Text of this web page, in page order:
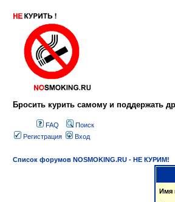
Бросить курить самому и поддержать
FAQ
Поиск
Регистрация
Вход
Список форумов NOSMOKING.RU - НЕ КУРИМ!
Имя